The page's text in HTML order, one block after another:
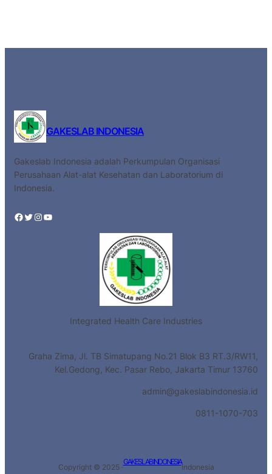
GAKESLAB INDONESIA
Gakeslab Indonesia adalah Perkumpulan Organisasi
Perusahaan Alat-alat Kesehatan dan Laboratorium di
Indonesia.
Facebook Twitter Instagram YouTube
Integrated Health Care Industries
Graha Zima, Jl. TB Simatupang No.21 Blok B3 RT.3/RW11,
Kel.Gedong, Kec. Pasar Rebo, Jakarta Timur 13760
admin@gakeslabindonesia.id
0811-1070-703
Copyright © 2025 ·
GAKESLAB INDONESIA
Indonesia